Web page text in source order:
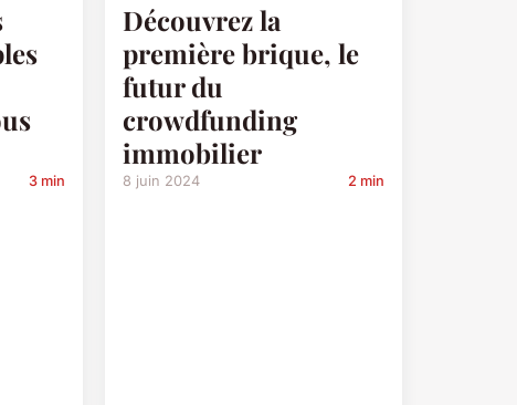
3 min
Découvrez la
première brique, le
futur du
crowdfunding
immobilier
8 juin 2024 2 min